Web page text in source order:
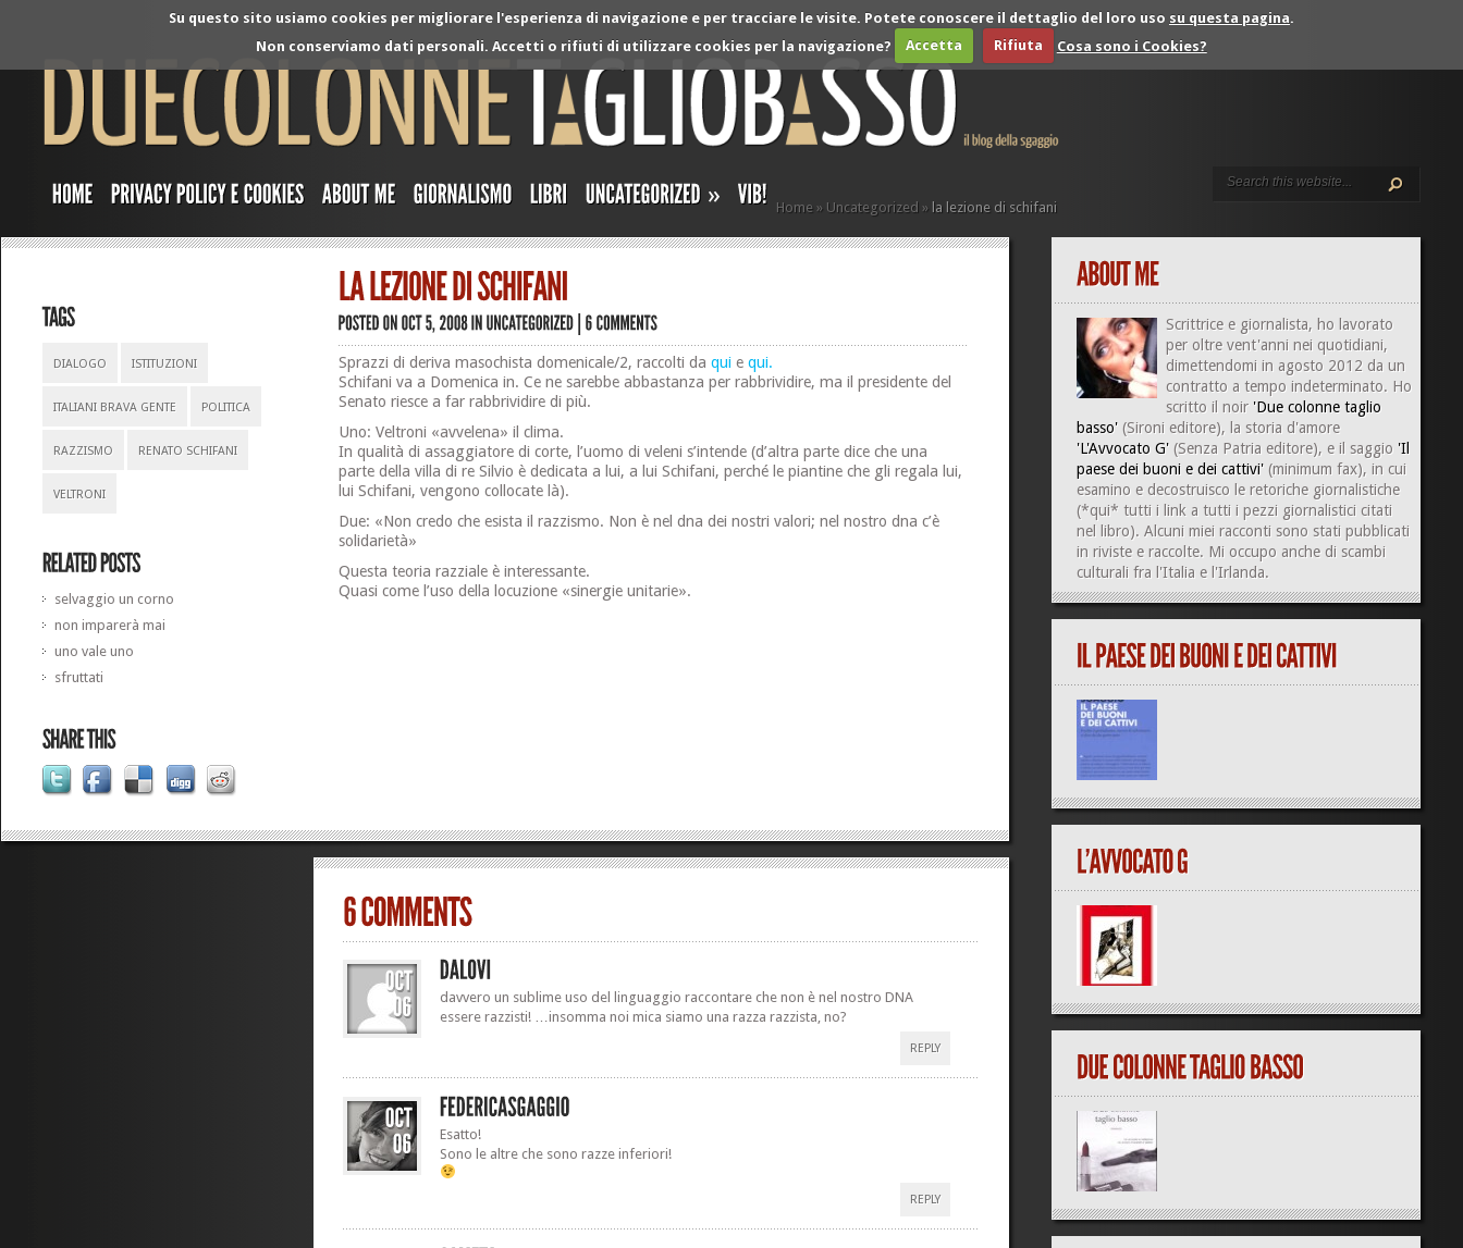
Su questo sito usiamo cookies per migliorare l'esperienza di navigazione e per tracciare le visite. Potete conoscere il dettaglio del loro uso su questa pagina.
Non conserviamo dati personali. Accetti o rifiuti di utilizzare cookies per la navigazione?
Accetta Rifiuta Cosa sono i Cookies?
» Home » Uncategorized » la lezione di schifani
DIALOGO ISTITUZIONI
ITALIANI BRAVA GENTE POLITICA
RAZZISMO RENATO SCHIFANI
VELTRONI
selvaggio un corno
non imparerà mai
uno vale uno
sfruttati
Sprazzi di deriva masochista domenicale/2, raccolti daqui equi.
Schifani va a Domenica in. Ce ne sarebbe abbastanza per rabbrividire, ma il presidente del
Senato riesce a far rabbrividire di più.
Uno: Veltroni «avvelena» il clima.
In qualità di assaggiatore di corte, l’uomo di veleni s’intende (d’altra parte dice che una
parte della villa di re Silvio è dedicata a lui, a lui Schifani, perché le piantine che gli regala lui,
lui Schifani, vengono collocate là).
Due: «Non credo che esista il razzismo. Non è nel dna dei nostri valori; nel nostro dna c’è
solidarietà»
Questa teoria razziale è interessante.
Quasi come l’uso della locuzione «sinergie unitarie».
davvero un sublime uso del linguaggio raccontare che non è nel nostro DNA
essere razzisti! …insomma noi mica siamo una razza razzista, no?
REPLY
Esatto!
Sono le altre che sono razze inferiori!
REPLY
Scrittrice e giornalista, ho lavorato
per oltre vent'anni nei quotidiani,
dimettendomi in agosto 2012 da un
contratto a tempo indeterminato. Ho
scritto il noir 'Due colonne taglio
basso'(Sironi editore), la storia d'amore
'L'Avvocato G'(Senza Patria editore), e il saggio 'Il
paese dei buoni e dei cattivi'(minimum fax), in cui
esamino e decostruisco le retoriche giornalistiche
(*qui* tutti i link a tutti i pezzi giornalistici citati
nel libro). Alcuni miei racconti sono stati pubblicati
in riviste e raccolte. Mi occupo anche di scambi
culturalifra l'Italia e l'Irlanda.